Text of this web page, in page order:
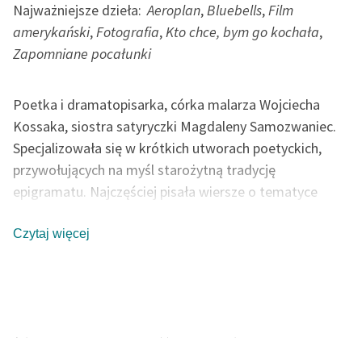
Kolekcje edukacyjne
twórców przechodzących
do domeny publicznej,
Starego Testamentu
Odkurzamy bohaterów
Szkoła Poezji Wolnych
Lektur
Najważniejsze dzieła: Aeroplan,Bluebells,Film
amerykański,Fotografia,Kto chce, bym go kochała,
Zapomniane pocałunki
Poetka i dramatopisarka, córka malarza Wojciecha
Kossaka, siostra satyryczki Magdaleny Samozwaniec.
Specjalizowała się w krótkich utworach poetyckich,
przywołujących na myśl starożytną tradycję
epigramatu. Najczęściej pisała wiersze o tematyce
konceptach. Nieobca była jej też tematyka pozycji
Czytaj więcej